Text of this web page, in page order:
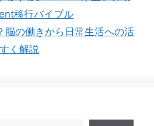
移行バイブル
脳の働きから日常生活への活
く解説